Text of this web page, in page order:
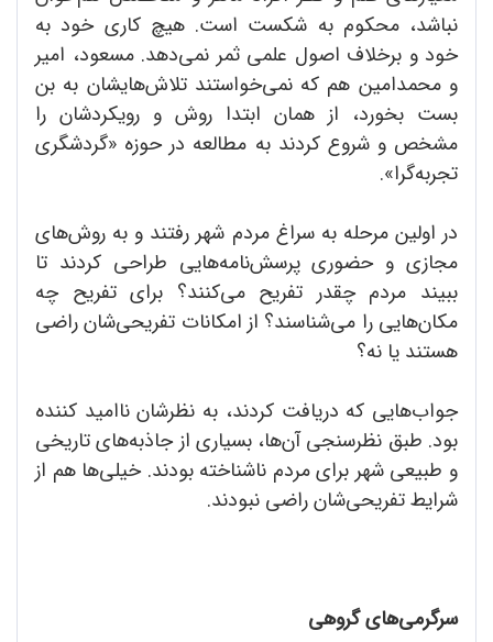
نباشد، محکوم به شکست است. هیچ کاری خود به
خود و برخلاف اصول علمی ثمر نمی‌دهد. مسعود، امیر
و محمدامین هم که نمی‌خواستند تلاش‌هایشان به بن
بست بخورد، از همان ابتدا روش و رویکردشان را
مشخص و شروع کردند به مطالعه در حوزه «گردشگری
تجربه‌گرا».
در اولین مرحله به سراغ مردم شهر رفتند و به روش‌های
مجازی و حضوری پرسش‌نامه‌هایی طراحی کردند تا
ببیند مردم چقدر تفریح می‌کنند؟ برای تفریح چه
مکان‌هایی را می‌شناسند؟ از امکانات تفریحی‌شان راضی
هستند یا نه؟
جواب‌هایی که دریافت کردند، به نظرشان ناامید کننده
بود. طبق نظرسنجی آن‌ها، بسیاری از جاذبه‌های تاریخی
و طبیعی شهر برای مردم ناشناخته بودند. خیلی‌ها هم از
شرایط تفریحی‌شان راضی نبودند.
سرگرمی‌های گروهی